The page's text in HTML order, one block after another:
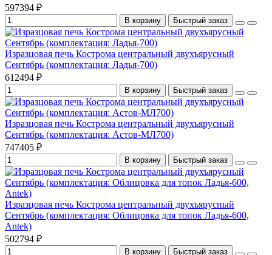
597394 ₽
В корзину Быстрый заказ
Изразцовая печь Кострома центральный двухъярусный
Сентябрь (комплектация: Ладья-700)
612494 ₽
В корзину Быстрый заказ
Изразцовая печь Кострома центральный двухъярусный
Сентябрь (комплектация: Астов-МЛ700)
747405 ₽
В корзину Быстрый заказ
Изразцовая печь Кострома центральный двухъярусный
Сентябрь (комплектация: Облицовка для топок Ладья-600,
Antek)
502794 ₽
В корзину Быстрый заказ